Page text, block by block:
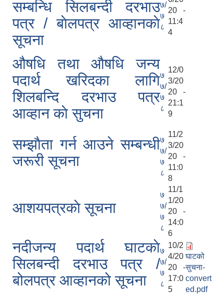
सम्बन्धि सिलबन्दी दरभाउ
पत्र / बाेलपत्र आव्हानकाे
सूचना
७/
७
८
20 -
11:4
4
औषधि तथा औषधि जन्य
पदार्थ खरिदका लागि
शिलबन्दि दरभाउ पत्र
आव्हान काे सुचना
७
७/
७
८
12/0
3/20
20 -
21:1
9
सम्झाैता गर्न आउने सम्बन्धी
जरूरी सूचना
७
७/
७
८
11/2
3/20
20 -
11:0
8
आशयपत्रकाे सूचना
७
७/
७
८
11/1
1/20
20 -
14:0
6
नदीजन्य पदार्थ घाटकाे
सिलबन्दी दरभाउ पत्र /
बोलपत्र आव्हानको सूचना
७
७/
७
८
10/2
4/20
20 -
17:0
5
घाटको
सुचना-
convert
ed.pdf